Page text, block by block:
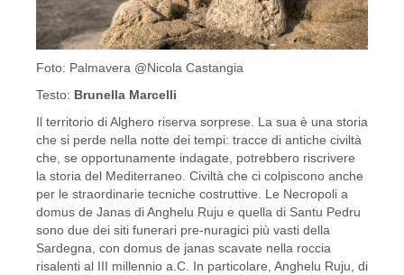
Foto: Palmavera @Nicola Castangia
Testo: Brunella Marcelli
Il territorio di Alghero riserva sorprese. La sua è una storia
che si perde nella notte dei tempi: tracce di antiche civiltà
che, se opportunamente indagate, potrebbero riscrivere
la storia del Mediterraneo. Civiltà che ci colpiscono anche
per le straordinarie tecniche costruttive. Le Necropoli a
domus de Janas di Anghelu Ruju e quella di Santu Pedru
sono due dei siti funerari pre-nuragici più vasti della
Sardegna, con domus de janas scavate nella roccia
risalenti al III millennio a.C. In particolare, Anghelu Ruju, di